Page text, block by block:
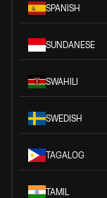
SPANISH
SUNDANESE
SWAHILI
SWEDISH
TAGALOG
TAMIL